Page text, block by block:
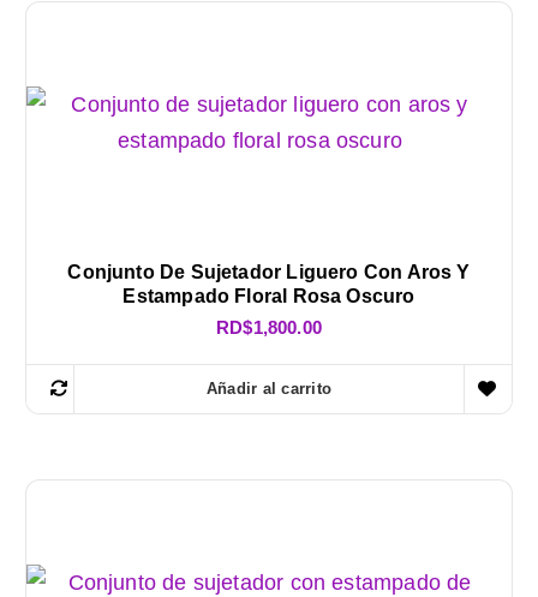
Conjunto De Sujetador Liguero Con Aros Y
Estampado Floral Rosa Oscuro
RD$1,800.00
Añadir al carrito